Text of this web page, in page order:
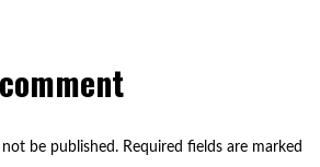
be published. Required fields are marked